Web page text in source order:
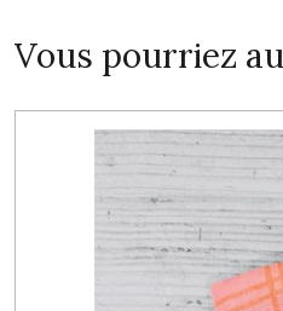
Vous pourriez